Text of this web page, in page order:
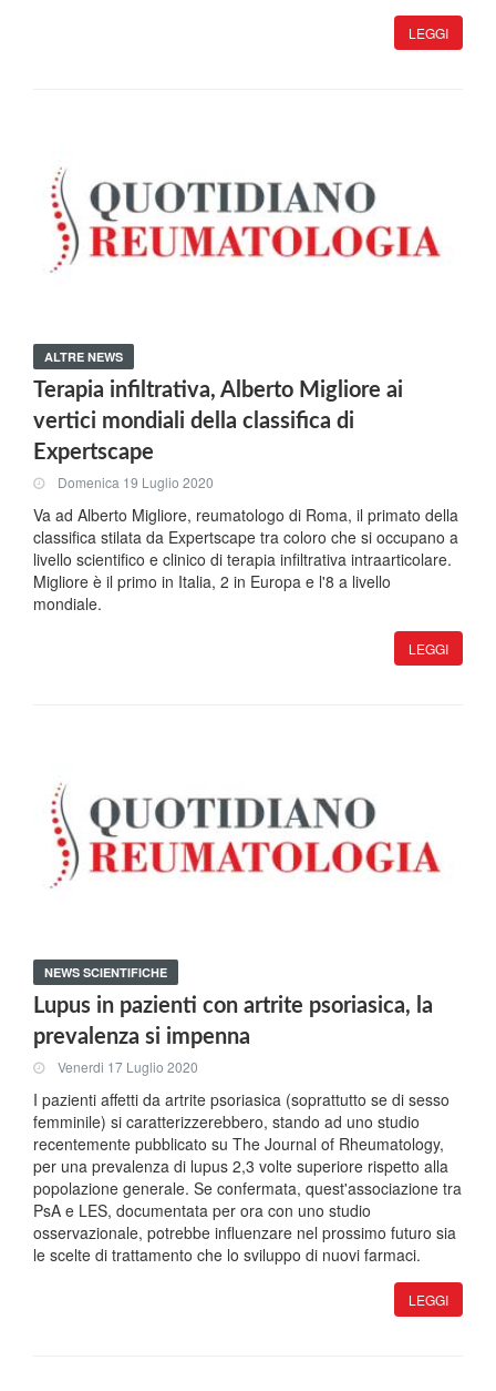
LEGGI
ALTRE NEWS
Terapia infiltrativa, Alberto Migliore ai
vertici mondiali della classifica di
Expertscape
Domenica 19 Luglio 2020
Va ad Alberto Migliore, reumatologo di Roma, il primato della
classifica stilata da Expertscape tra coloro che si occupano a
livello scientifico e clinico di terapia infiltrativa intraarticolare.
Migliore è il primo in Italia, 2 in Europa e l'8 a livello
mondiale.
LEGGI
NEWS SCIENTIFICHE
Lupus in pazienti con artrite psoriasica, la
prevalenza si impenna
Venerdi 17 Luglio 2020
I pazienti affetti da artrite psoriasica (soprattutto se di sesso
femminile) si caratterizzerebbero, stando ad uno studio
recentemente pubblicato su The Journal of Rheumatology,
per una prevalenza di lupus 2,3 volte superiore rispetto alla
popolazione generale. Se confermata, quest'associazione tra
PsA e LES, documentata per ora con uno studio
osservazionale, potrebbe influenzare nel prossimo futuro sia
le scelte di trattamento che lo sviluppo di nuovi farmaci.
LEGGI